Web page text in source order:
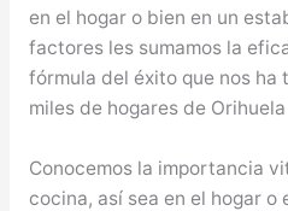
en el hogar o bien en un
factores les sumamos la
fórmula del éxito que nos ha
miles de hogares de
Conocemos la importancia
cocina, así sea en el hogar o